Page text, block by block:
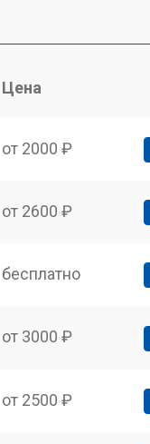
Цена
от 2000 ₽
от 2600 ₽
бесплатно
от 3000 ₽
от 2500 ₽